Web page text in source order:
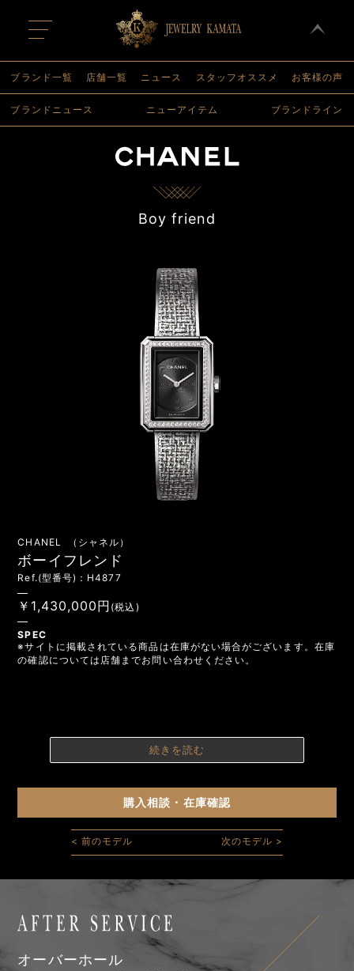
t
o
g
l
n
a
ブランド一覧 店舗一覧 ニュース スタッフオススメ お客様の声
ブランドニュース ニューアイテム ブランドライン
Boy friend
CHANEL （シャネル）
ボーイフレンド
Ref.(型番号)：H4877
￥1,430,000円 (税込)
SPEC
続きを読む
※サイトに掲載されている商品は在庫がない場合がございます。在庫
の確認については店舗までお問い合わせください。
購入相談・在庫確認
< 前のモデル 次のモデル >
オーバーホール